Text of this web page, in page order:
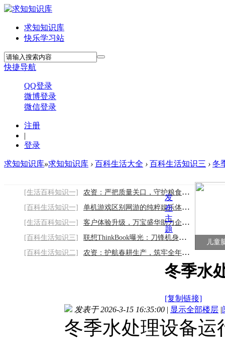
求知知识库
快乐学习站
快捷导航
QQ登录
微博登录
微信登录
注册
|
登录
求知知识库»求知知识库 › 百科生活大全 › 百科生活知识三 › 冬
[生活百科知识一]
农资：严把质量关口，守护粮食与农产品安全
[百科生活知识一]
单机游戏区别网游的纯粹娱乐体验与优势
[生活百科知识一]
客户体验升级，万宝盛华助力企业构建专业客
[百科生活知识三]
联想ThinkBook曝光：刀锋机身挑战PG直击龙
[百科生活知识二]
农资：护航春耕生产，筑牢全年丰收根基
儿童
发
布
主
题
冬季水
[复制链接]
发表于 2026-3-15 16:35:00 | 显示全部楼层 |
冬季水处理设备运